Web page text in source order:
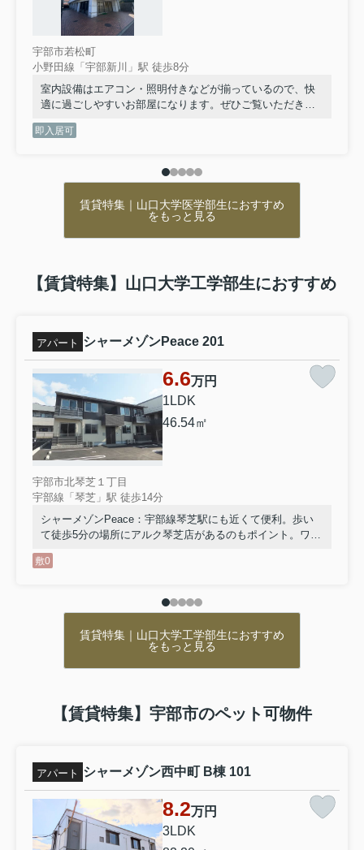
山口県宇部市錦町５－３ パールマンション錦町１F
営業時間：9:30～17:30
定休日：日曜日・水曜日・祝日
2026.07.21
盆休業とさせていただきます。 休業期
（日）休業期間中にいた...
2026.06.26
4.3万円
宇部線 東新川駅 徒歩23分
物件詳細へ
宇部市の賃貸物件をお探しなら株式会社ミスターホーム
ズへお任せください！
賃貸・売買・不動産の売却・賃貸管理など、不動産に関
わることは柔軟にサポートいたします。
弊社では、様々な物件を豊富に取り揃えております。
物件をお探しの方はぜひご覧ください！
↓↓↓
山口大学工学部生におすすめの賃貸物件はこちら
・山口大学医学部生におすすめの賃貸物件はこちら
・宇部市のペット可賃貸物件はこちら
↓お電話でのお問い合わせはこちらから↓
宇部市の賃貸物件をお探しなら株式会社ミスターホーム
ズへお問い合わせください！
山口県宇部市錦町５－３ パールマンション錦町１F
営業時間：9:30～17:30
2026.05.21
-ウィークリー・マンスリー特集-
ウィークリー・マンスリーマンション
特集短期滞在でも”暮らすように住め
宇部市若松町
小野田線「宇部新川」駅 徒歩8分
室内設備はエアコン・照明付きなどが揃っているので、快
適に過ごしやすいお部屋になります。ぜひご覧いただきた
きにくい角部屋になります。エレベーター付きの物件で
まい選びを行っていきませんか。住まい環境はより良いも
のにしていきましょう。まずはこちらからご覧ください。
即入居可
賃貸特集｜山口大学医学部生におすすめ
をもっと見る
【賃貸特集】山口大学工学部生におすすめ
アパート シャーメゾンPeace 201
6.6万円
1LDK
46.54㎡
宇部市北琴芝１丁目
宇部線「琴芝」駅 徒歩14分
シャーメゾンPeace：宇部線琴芝駅にも近くて便利。歩い
て徒歩5分の場所にアルク琴芝店があるのもポイント。ワク
芝付近のお部屋探しをしましょう。好みのお部屋がきっと
敷0
賃貸特集｜山口大学工学部生におすすめ
をもっと見る
【賃貸特集】宇部市のペット可物件
アパート シャーメゾン西中町 B棟 101
8.2万円
3LDK